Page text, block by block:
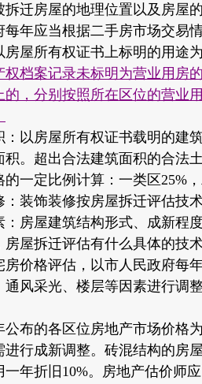
房屋的地理位置以及房屋
年应当根据二手房市场交易
所有权证书上标明的用途
权档案记录未标明为营业用房
，分别按照所在区位的营业
房屋所有权证书载明的建
积。超出合法建筑面积的合法
一定比例计算：一类区25%
饰装修按房屋拆迁评估技
屋建筑结构形式、成新程
屋拆迁评估有什么具体的技
价格评估，以市人民政府每
风采光、楼层等因素进行调
的各区位房地产市场价格
行成新调整。砖混结构的房
年折旧10%。房地产估价师